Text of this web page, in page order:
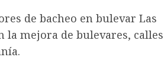
de bacheo en bulevar Las
la mejora de bulevares, calles